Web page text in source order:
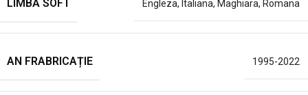
LIMBĂ SOFT Engleza, Italiana, Maghiara, Romana
AN FRABRICAȚIE 1995-2022